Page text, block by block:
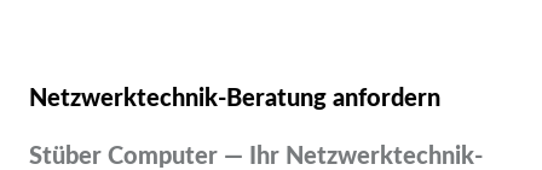
Netzwerktechnik-Beratung anfordern
Stüber Computer — Ihr Netzwerktechnik-